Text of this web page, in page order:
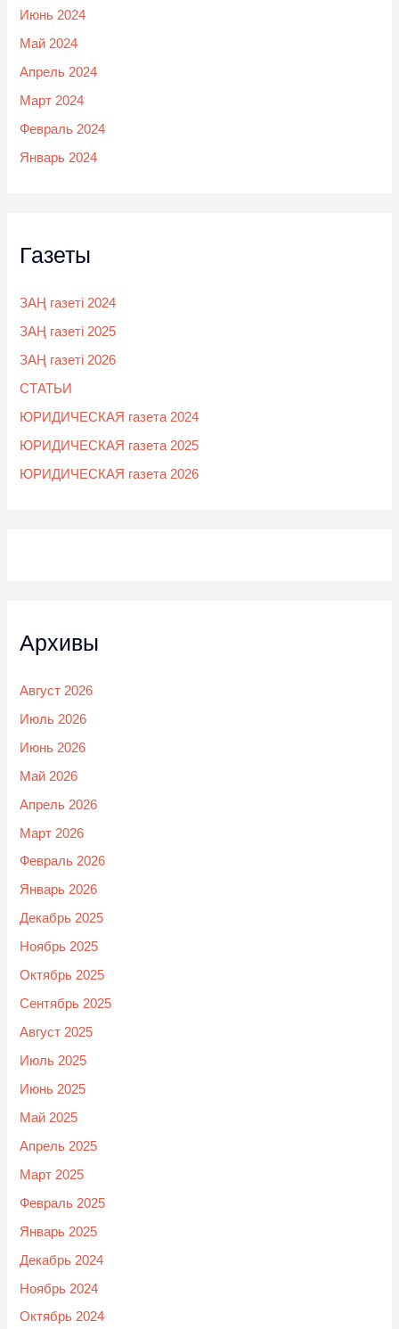
Июнь 2024
Май 2024
Апрель 2024
Март 2024
Февраль 2024
Январь 2024
Газеты
ЗАҢ газеті 2024
ЗАҢ газеті 2025
ЗАҢ газеті 2026
СТАТЬИ
ЮРИДИЧЕСКАЯ газета 2024
ЮРИДИЧЕСКАЯ газета 2025
ЮРИДИЧЕСКАЯ газета 2026
Архивы
Август 2026
Июль 2026
Июнь 2026
Май 2026
Апрель 2026
Март 2026
Февраль 2026
Январь 2026
Декабрь 2025
Ноябрь 2025
Октябрь 2025
Сентябрь 2025
Август 2025
Июль 2025
Июнь 2025
Май 2025
Апрель 2025
Март 2025
Февраль 2025
Январь 2025
Декабрь 2024
Ноябрь 2024
Октябрь 2024